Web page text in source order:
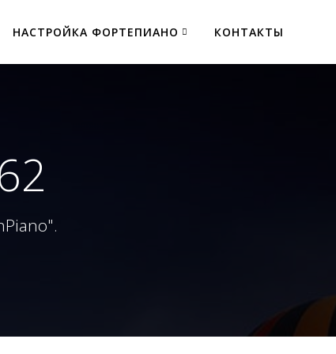
НАСТРОЙКА ФОРТЕПИАНО КОНТАКТЫ